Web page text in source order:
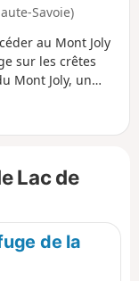
Savoie)
au Mont Joly
sur les crêtes
Mont Joly, un
Lac de
de la